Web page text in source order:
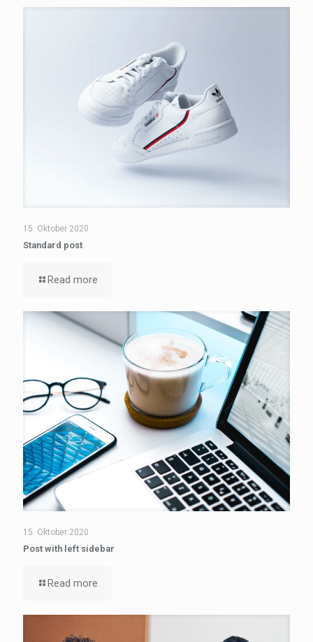
15. Oktober 2020
Standard post
Read more
15. Oktober 2020
Post with left sidebar
Read more